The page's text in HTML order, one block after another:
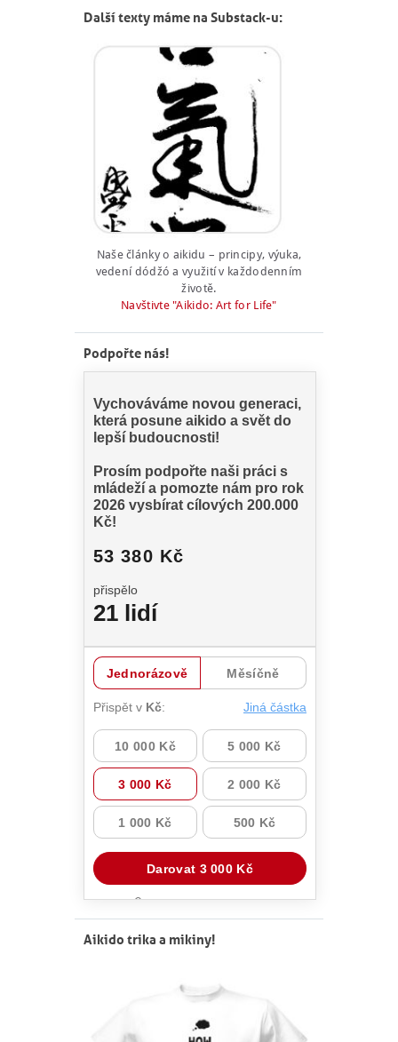
Další texty máme na Substack-u:
Naše články o aikidu – principy, výuka,
vedení dódžó a využití v každodenním
životě.
Navštivte "Aikido: Art for Life"
Podpořte nás!
Aikido trika a mikiny!